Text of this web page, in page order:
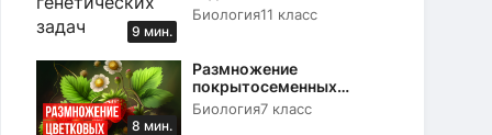
9 мин.
Биология11 класс
8 мин.
Размножение
покрытосеменных
растений. Вегетативное и
Биология7 класс